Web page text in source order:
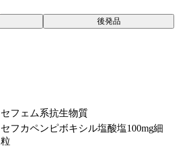
後発品
セフェム系抗生物質
セフカペンピボキシル塩酸塩100mg細
粒